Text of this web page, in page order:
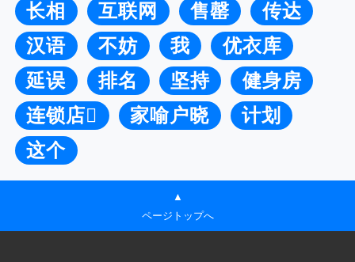
长相
互联网 售罄
传达
汉语
不妨 我
优衣库
延误
排名 坚持
健身房
连锁店
家喻户晓
计划
这个
▲
ページトップへ